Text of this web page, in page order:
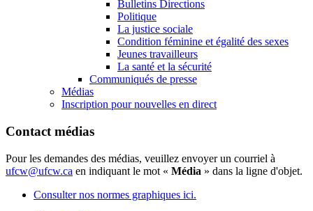
Bulletins Directions
Politique
La justice sociale
Condition féminine et égalité des sexes
Jeunes travailleurs
La santé et la sécurité
Communiqués de presse
Médias
Inscription pour nouvelles en direct
Contact médias
Pour les demandes des médias, veuillez envoyer un courriel à
ufcw@ufcw.ca en indiquant le mot « Média » dans la ligne d'objet.
Consulter nos normes graphiques ici.